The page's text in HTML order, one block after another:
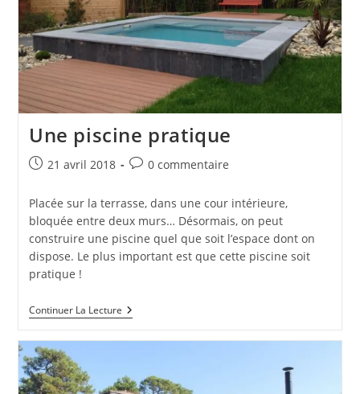
Une piscine pratique
Publication
21 avril 2018
Commentaires
la
publication :
0 commentaire
Placée sur la terrasse, dans une cour intérieure,
bloquée entre deux murs… Désormais, on peut
construire une piscine quel que soit l’espace dont on
dispose. Le plus important est que cette piscine soit
pratique !
Continuer La LectureUne
Piscine